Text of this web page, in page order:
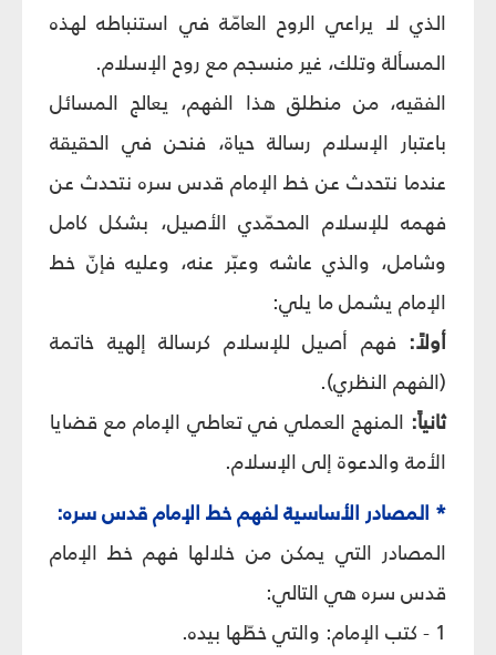
الذي لا يراعي الروح العامّة في استنباطه لهذه
المسألة وتلك، غير منسجم مع روح الإسلام.
الفقيه، من منطلق هذا الفهم، يعالج المسائل
باعتبار الإسلام رسالة حياة، فنحن في الحقيقة
عندما نتحدث عن خط الإمام قدس سره نتحدث عن
فهمه للإسلام المحمّدي الأصيل، بشكل كامل
وشامل، والذي عاشه وعبّر عنه، وعليه فإنّ خط
الإمام يشمل ما يلي:
أولاً: فهم أصيل للإسلام كرسالة إلهية خاتمة
(الفهم النظري).
ثانياً: المنهج العملي في تعاطي الإمام مع قضايا
الأمة والدعوة إلى الإسلام.
* المصادر الأساسية لفهم خط الإمام قدس سره:
المصادر التي يمكن من خلالها فهم خط الإمام
قدس سره هي التالي:
1 - كتب الإمام: والتي خطّها بيده.